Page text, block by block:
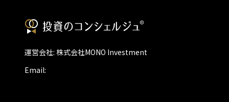
運営会社: 株式会社MONO Investment
Email: